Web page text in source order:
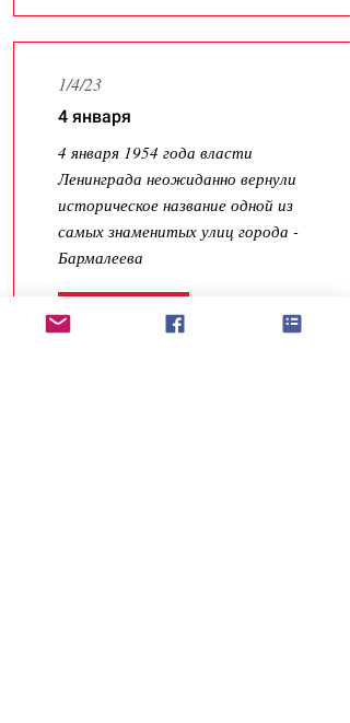
1/4/23
4 января
4 января 1954 года власти
Ленинграда неожиданно вернули
историческое название одной из
самых знаменитых улиц города -
Бармалеева